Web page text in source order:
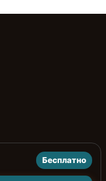
Бесплатно